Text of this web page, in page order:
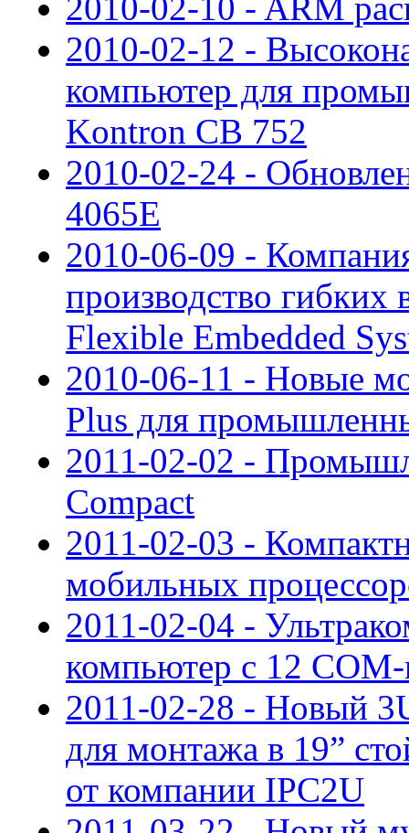
2010-02-10 - ARM
2010-02-12 -
компьютер для
Kontron CB 752
2010-02-24 -
4065E
2010-06-09 -
производство гибких
Flexible Embedded
2010-06-11 - Новые
Plus для
2011-02-02 -
Compact
2011-02-03 -
мобильных
2011-02-04 -
компьютер с 12
2011-02-28 - Новый
для монтажа в 19”
от компании IPC2U